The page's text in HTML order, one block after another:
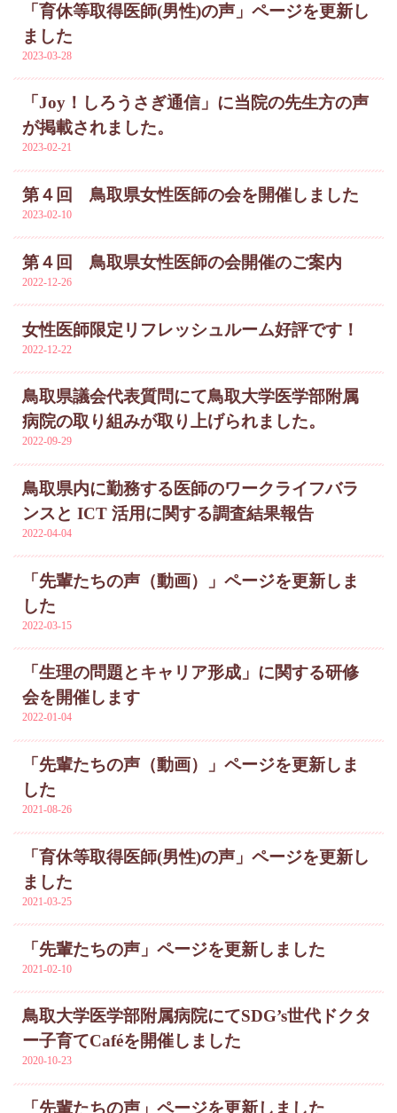
「育休等取得医師(男性)の声」ページを更新し
ました
2023-03-28
「Joy！しろうさぎ通信」に当院の先生方の声
が掲載されました。
2023-02-21
第４回 鳥取県女性医師の会を開催しました
2023-02-10
第４回 鳥取県女性医師の会開催のご案内
2022-12-26
女性医師限定リフレッシュルーム好評です！
2022-12-22
鳥取県議会代表質問にて鳥取大学医学部附属
病院の取り組みが取り上げられました。
2022-09-29
鳥取県内に勤務する医師のワークライフバラ
ンスと ICT 活用に関する調査結果報告
2022-04-04
「先輩たちの声（動画）」ページを更新しま
した
2022-03-15
「生理の問題とキャリア形成」に関する研修
会を開催します
2022-01-04
「先輩たちの声（動画）」ページを更新しま
した
2021-08-26
「育休等取得医師(男性)の声」ページを更新し
ました
2021-03-25
「先輩たちの声」ページを更新しました
2021-02-10
鳥取大学医学部附属病院にてSDG’s世代ドクタ
ー子育てCaféを開催しました
2020-10-23
「先輩たちの声」ページを更新しました